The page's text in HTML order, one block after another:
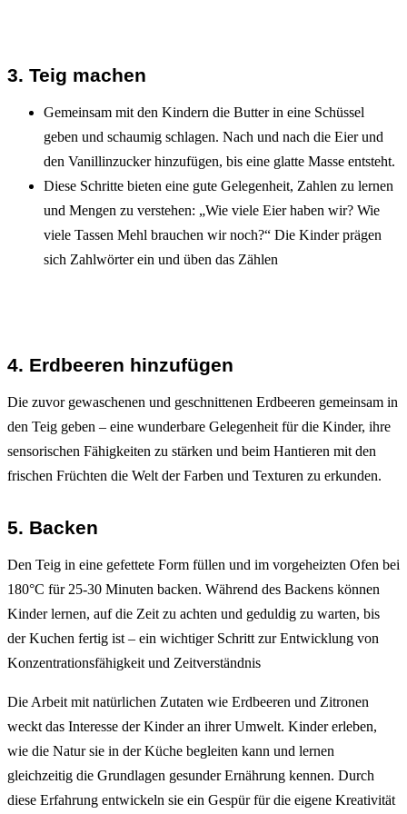
3. Teig machen
Gemeinsam mit den Kindern die Butter in eine Schüssel
geben und schaumig schlagen. Nach und nach die Eier und
den Vanillinzucker hinzufügen, bis eine glatte Masse entsteht.
Diese Schritte bieten eine gute Gelegenheit, Zahlen zu lernen
und Mengen zu verstehen: „Wie viele Eier haben wir? Wie
viele Tassen Mehl brauchen wir noch?“ Die Kinder prägen
sich Zahlwörter ein und üben das Zählen
4. Erdbeeren hinzufügen
Die zuvor gewaschenen und geschnittenen Erdbeeren gemeinsam in
den Teig geben – eine wunderbare Gelegenheit für die Kinder, ihre
sensorischen Fähigkeiten zu stärken und beim Hantieren mit den
frischen Früchten die Welt der Farben und Texturen zu erkunden.
5. Backen
Den Teig in eine gefettete Form füllen und im vorgeheizten Ofen bei
180°C für 25-30 Minuten backen. Während des Backens können
Kinder lernen, auf die Zeit zu achten und geduldig zu warten, bis
der Kuchen fertig ist – ein wichtiger Schritt zur Entwicklung von
Konzentrationsfähigkeit und Zeitverständnis​
Die Arbeit mit natürlichen Zutaten wie Erdbeeren und Zitronen
weckt das Interesse der Kinder an ihrer Umwelt. Kinder erleben,
wie die Natur sie in der Küche begleiten kann und lernen
gleichzeitig die Grundlagen gesunder Ernährung kennen​. Durch
diese Erfahrung entwickeln sie ein Gespür für die eigene Kreativität